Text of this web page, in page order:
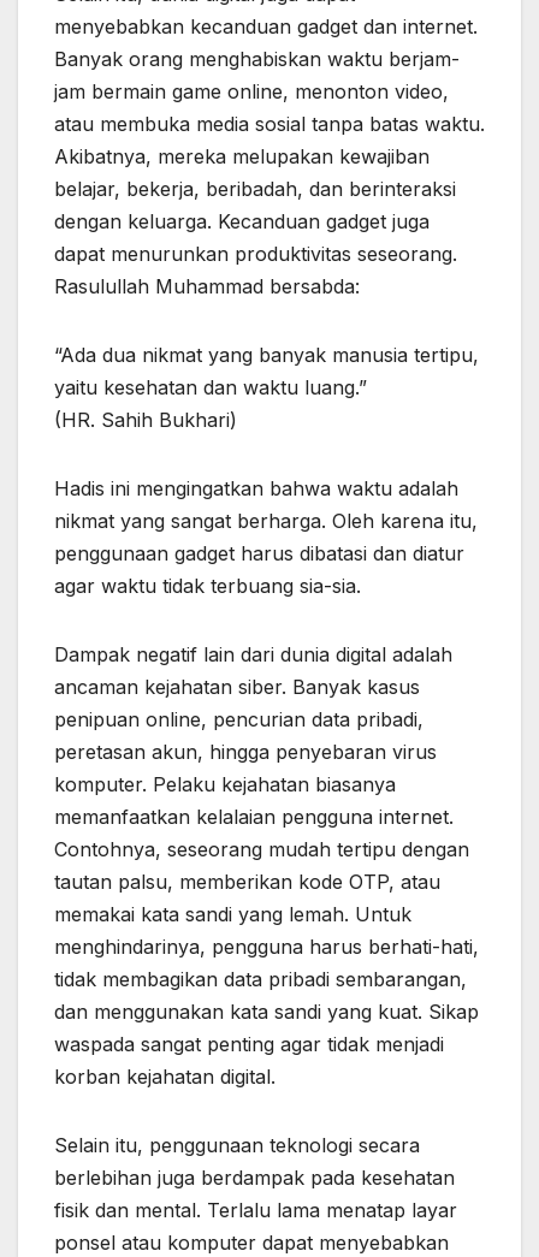
menyebabkan kecanduan gadget dan internet.
Banyak orang menghabiskan waktu berjam-
jam bermain game online, menonton video,
atau membuka media sosial tanpa batas waktu.
Akibatnya, mereka melupakan kewajiban
belajar, bekerja, beribadah, dan berinteraksi
dengan keluarga. Kecanduan gadget juga
dapat menurunkan produktivitas seseorang.
Rasulullah Muhammad bersabda:
“Ada dua nikmat yang banyak manusia tertipu,
yaitu kesehatan dan waktu luang.”
(HR. Sahih Bukhari)
Hadis ini mengingatkan bahwa waktu adalah
nikmat yang sangat berharga. Oleh karena itu,
penggunaan gadget harus dibatasi dan diatur
agar waktu tidak terbuang sia-sia.
Dampak negatif lain dari dunia digital adalah
ancaman kejahatan siber. Banyak kasus
penipuan online, pencurian data pribadi,
peretasan akun, hingga penyebaran virus
komputer. Pelaku kejahatan biasanya
memanfaatkan kelalaian pengguna internet.
Contohnya, seseorang mudah tertipu dengan
tautan palsu, memberikan kode OTP, atau
memakai kata sandi yang lemah. Untuk
menghindarinya, pengguna harus berhati-hati,
tidak membagikan data pribadi sembarangan,
dan menggunakan kata sandi yang kuat. Sikap
waspada sangat penting agar tidak menjadi
korban kejahatan digital.
Selain itu, penggunaan teknologi secara
berlebihan juga berdampak pada kesehatan
fisik dan mental. Terlalu lama menatap layar
ponsel atau komputer dapat menyebabkan